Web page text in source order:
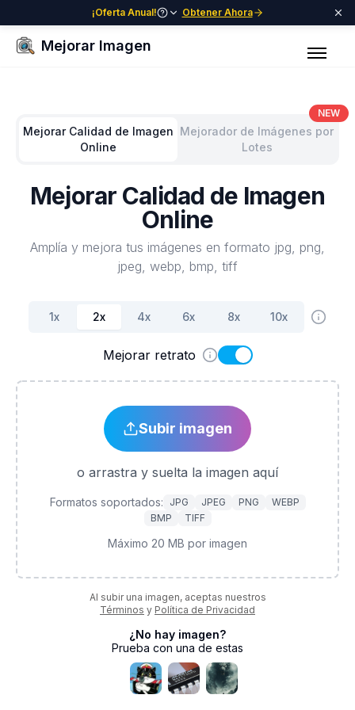
¡Oferta Anual!
Obtener Ahora
2-3x Créditos, 50% de descuento
Mejorar Imagen
Mejorar Calidad de Imagen
Online
Mejorador de Imágenes por
Lotes
NEW
Mejorar Calidad de Imagen
Online
Amplía y mejora tus imágenes en formato jpg, png,
jpeg, webp, bmp, tiff
1x 2x 4x 6x 8x 10x
Mejorar retrato
Subir imagen
o arrastra y suelta la imagen aquí
Formatos soportados: JPG JPEG PNG
WEBP
BMP
TIFF
Máximo 20 MB por imagen
Al subir una imagen, aceptas nuestros
Términos y Política de Privacidad
¿No hay imagen?
Prueba con una de estas